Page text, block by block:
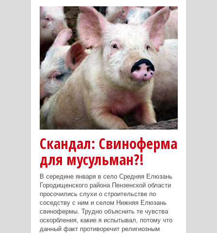
Скандал: Свиноферма
для мусульман?!
В середине января в село Средняя Елюзань
Городищенского района Пензенской области
просочились слухи о строительстве по
соседству с ним и селом Нижняя Елюзань
свинофермы. Трудно объяснить те чувства
оскорбления, какие я испытывал, потому что
данный факт противоречит религиозным